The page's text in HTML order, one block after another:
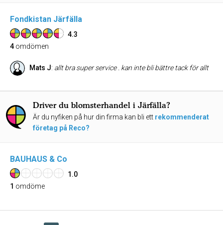
Fondkistan Järfälla
4.3
4 omdömen
Mats J: allt bra super service . kan inte bli bättre tack för allt
Driver du blomsterhandel i Järfälla?
Är du nyfiken på hur din firma kan bli ett rekommenderat
företag på Reco?
BAUHAUS & Co
1.0
1 omdöme